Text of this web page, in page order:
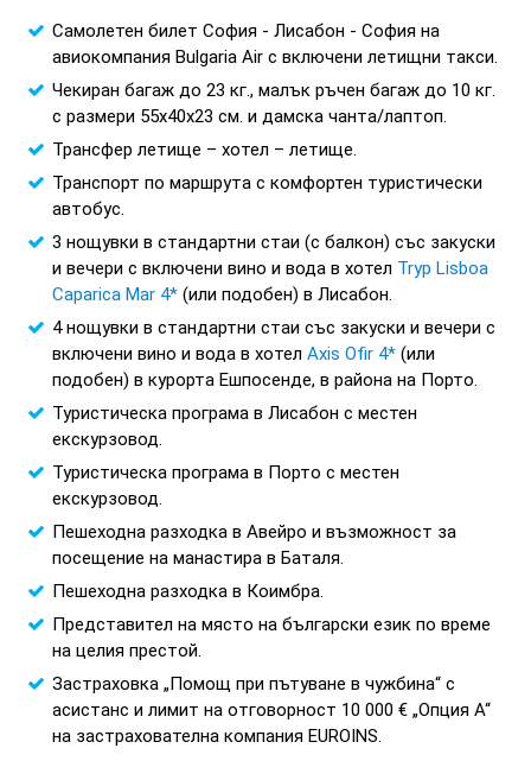
Самолетен билет София - Лисабон - София на
авиокомпания Bulgaria Air с включени летищни такси.
Чекиран багаж до 23 кг., малък ръчен багаж до 10 кг.
с размери 55x40x23 см. и дамска чанта/лаптоп.
Трансфер летище – хотел – летище.
Транспорт по маршрута с комфортен туристически
автобус.
3 нощувки в стандартни стаи (с балкон) със закуски
и вечери с включени вино и вода в хотел Tryp Lisboa
Caparica Mar 4* (или подобен) в Лисабон.
4 нощувки в стандартни стаи със закуски и вечери с
включени вино и вода в хотел Axis Ofir 4* (или
подобен) в курорта Eшпосенде, в района на Порто.
Туристическа програма в Лисабон с местен
екскурзовод.
Туристическа програма в Порто с местен
екскурзовод.
Пешеходна разходка в Авейро и възможност за
посещение на манастира в Баталя.
Пешеходна разходка в Коимбра.
Представител на място на български език по време
на целия престой.
Застраховка „Помощ при пътуване в чужбина“ с
асистанс и лимит на отговорност 10 000 € „Опция А“
на застрахователна компания EUROINS.